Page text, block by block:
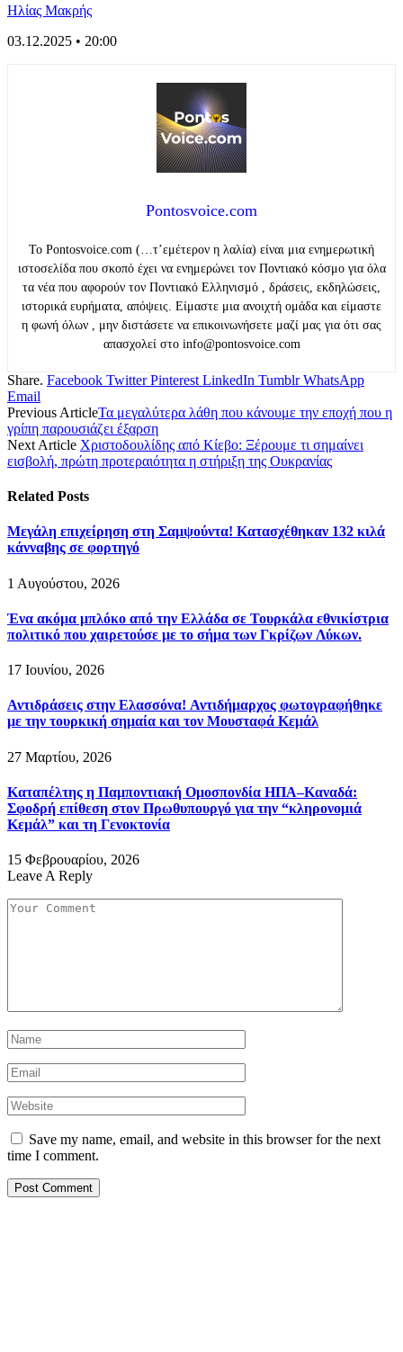
Ηλίας Μακρής
03.12.2025 • 20:00
Pontosvoice.com
Το Pontosvoice.com (…τ’εμέτερον η λαλία) είναι μια ενημερωτική
ιστοσελίδα που σκοπό έχει να ενημερώνει τον Ποντιακό κόσμο για όλα
τα νέα που αφορούν τον Ποντιακό Ελληνισμό , δράσεις, εκδηλώσεις,
ιστορικά ευρήματα, απόψεις. Είμαστε μια ανοιχτή ομάδα και είμαστε
η φωνή όλων , μην διστάσετε να επικοινωνήσετε μαζί μας για ότι σας
απασχολεί στο info@pontosvoice.com
Share. Facebook Twitter Pinterest LinkedIn Tumblr WhatsApp
Email
Previous ArticleΤα μεγαλύτερα λάθη που κάνουμε την εποχή που η
γρίπη παρουσιάζει έξαρση
Next Article Χριστοδουλίδης από Κίεβο: Ξέρουμε τι σημαίνει
εισβολή, πρώτη προτεραιότητα η στήριξη της Ουκρανίας
Related Posts
Μεγάλη επιχείρηση στη Σαμψούντα! Κατασχέθηκαν 132 κιλά
κάνναβης σε φορτηγό
1 Αυγούστου, 2026
Ένα ακόμα μπλόκο από την Ελλάδα σε Τουρκάλα εθνικίστρια
πολιτικό που χαιρετούσε με το σήμα των Γκρίζων Λύκων.
17 Ιουνίου, 2026
Αντιδράσεις στην Ελασσόνα! Αντιδήμαρχος φωτογραφήθηκε
με την τουρκική σημαία και τον Μουσταφά Κεμάλ
27 Μαρτίου, 2026
Καταπέλτης η Παμποντιακή Ομοσπονδία ΗΠΑ–Καναδά:
Σφοδρή επίθεση στον Πρωθυπουργό για την “κληρονομιά
Κεμάλ” και τη Γενοκτονία
15 Φεβρουαρίου, 2026
Leave A Reply
Save my name, email, and website in this browser for the next
time I comment.